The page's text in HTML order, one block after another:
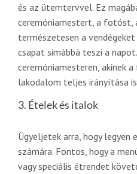
és az ütemtervvel. Ez
ceremóniamestert, a fotóst,
természetesen a
csapat simábbá teszi a
ceremóniamesteren, akinek
lakodalom teljes irányítása
3. Ételek és italok
Ügyeljetek arra, hogy
számára. Fontos, hogy a
vagy speciális étrendet